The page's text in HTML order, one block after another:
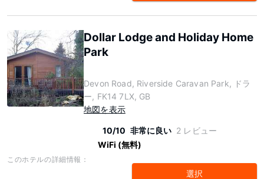
Dollar Lodge and Holiday Home
Park
Devon Road, Riverside Caravan Park, ドラ
ー, FK14 7LX, GB
地図を表示
10/10 非常に良い 2 レビュー
WiFi (無料)
このホテルの詳細情報：
選択